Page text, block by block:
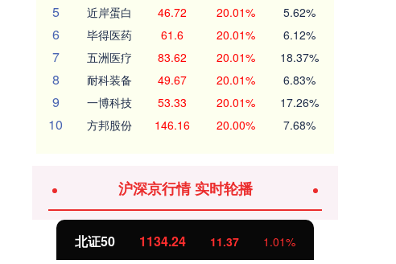
5 近岸蛋白 46.72 20.01% 5.62%
6 毕得医药 61.6 20.01% 6.12%
7 五洲医疗 83.62 20.01% 18.37%
8 耐科装备 49.67 20.01% 6.83%
9 一博科技 53.33 20.01% 17.26%
10 方邦股份 146.16 20.00% 7.68%
沪深京行情 实时轮播
北证50 1134.24 11.37 1.01%